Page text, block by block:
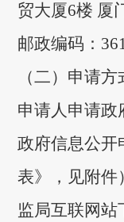
贸大厦6楼 厦
邮政编码：
（二）申请方
申请人申请政
政府信息公开
表》，见附件
监局互联网站